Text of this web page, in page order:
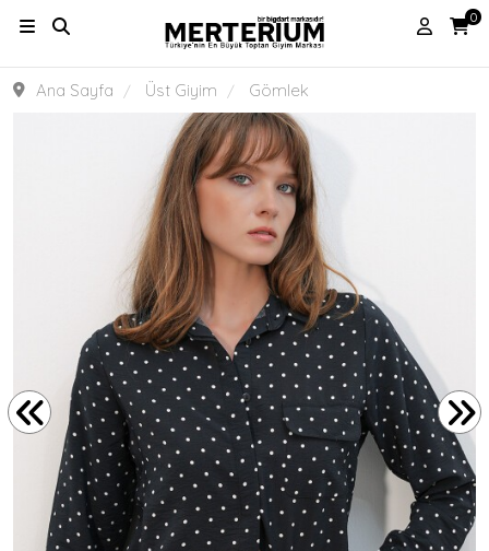
0
Ana Sayfa Üst Giyim Gömlek